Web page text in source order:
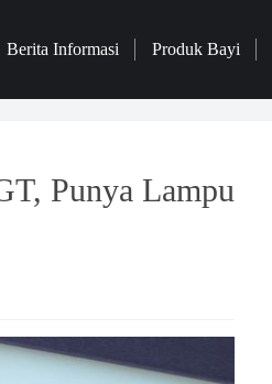
Berita Informasi Produk Bayi
Punya Lampu